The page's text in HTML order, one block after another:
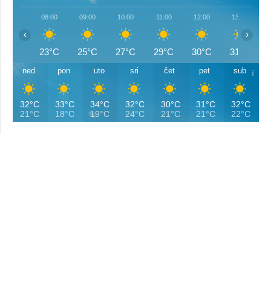
08:00
23°C
09:00
25°C
10:00
27°C
11:00
29°C
12:00
30°C
13:00
31°C
‹ ›
ned
32°C
21°C
pon
33°C
18°C
uto
34°C
19°C
sri
32°C
24°C
čet
30°C
21°C
pet
31°C
21°C
sub
32°C
22°C